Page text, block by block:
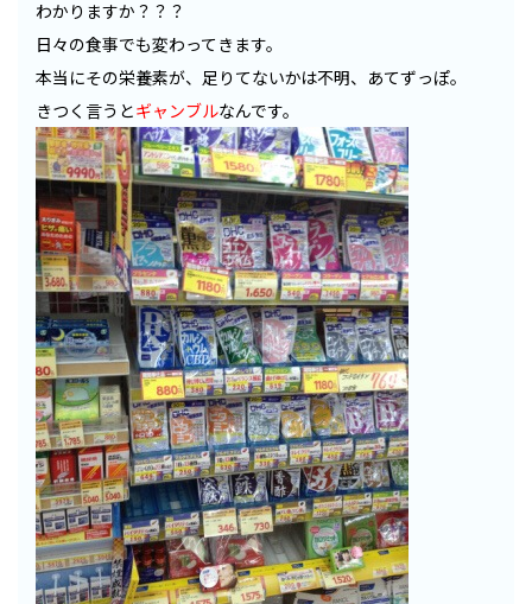
わかりますか？？？
日々の食事でも変わってきます。
本当にその栄養素が、足りてないかは不明、あてずっぽ。
きつく言うとギャンブルなんです。